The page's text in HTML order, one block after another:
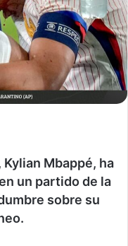
Mbappé, ha
un partido de la
sobre su